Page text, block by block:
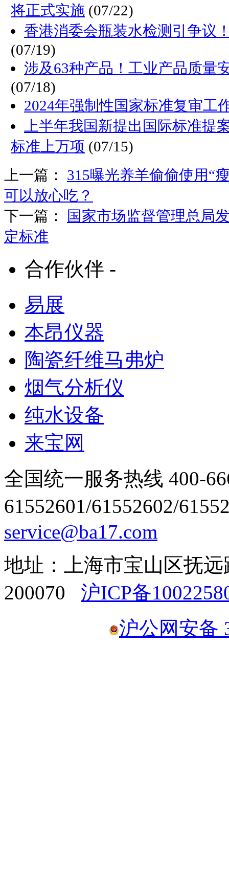
将正式实施 (07/22)
香港消委会瓶装水检测引争议
(07/19)
涉及63种产品！工业产品质量
(07/18)
2024年强制性国家标准复审工
上半年我国新提出国际标准提
标准上万项 (07/15)
上一篇： 315曝光养羊偷偷使用“
可以放心吃？
下一篇：
国家市场监督管理总局
定标准
合作伙伴 -
易展
本昂仪器
陶瓷纤维马弗炉
烟气分析仪
纯水设备
来宝网
全国统一服务热线 400-
61552601/61552602/
service@ba17.com
地址：上海市宝山区抚
200070 沪ICP备
沪公网安备